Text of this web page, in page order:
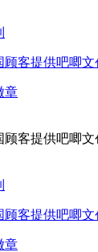
客提供吧唧
章
客提供吧唧
客提供吧唧
章